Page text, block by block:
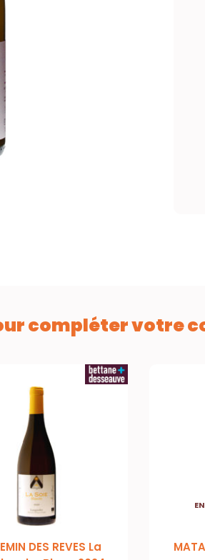
compléter votre
DES REVES La